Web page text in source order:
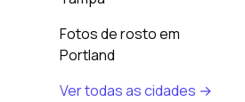
Fotos de rosto em
Portland
Ver todas as cidades →